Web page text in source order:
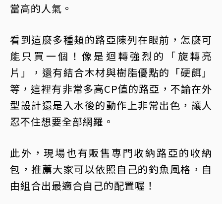
當高的人氣。
看到這麼多種類的路亞陳列在眼前，怎麼可
能只買一個！像是迴轉強烈的「旋轉亮
片」，還有結合木材與樹脂優點的「硬餌」
等，這裡有非常多高CP值的路亞，不論在外
型設計還是入水後的動作上非常出色，讓人
忍不住想要全部網羅。
此外，現場也有販售專門收納路亞的收納
包，推薦大家可以依照自己的釣魚風格，自
由組合出最適合自己的配置喔！